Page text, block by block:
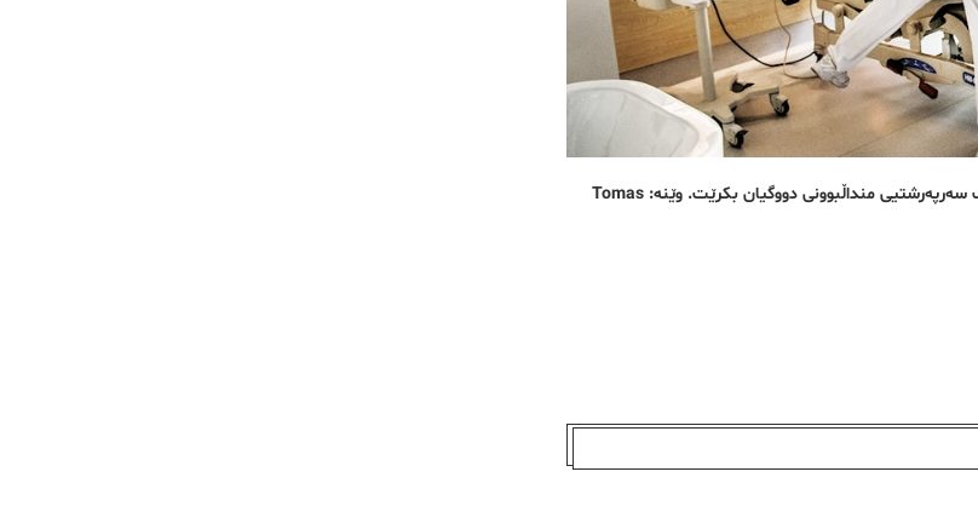
تا ئێستا لەم مۆدێلی تەندرووستییە لە سویددا نەبووە کە تەنها بە ئامادەیی مامان و بێ پزیشک سەرپەرشتیی منداڵبوونی دووگیان بکرێت. وێنە: Tomas